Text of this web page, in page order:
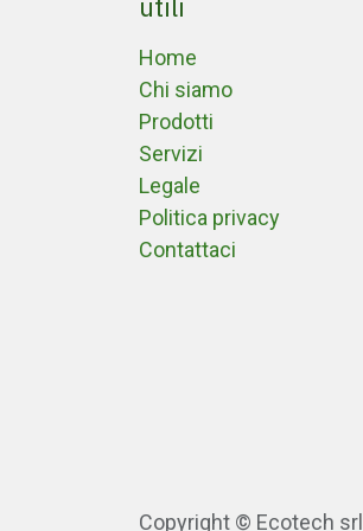
Home
Chi siamo
Prodotti
Servizi
Legale
Politica privacy
Contattaci
Copyright © Ecotech srl